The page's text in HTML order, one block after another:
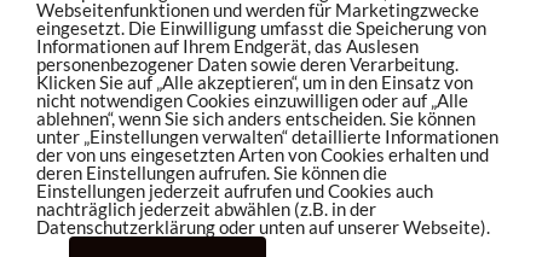
Webseitenfunktionen und werden für Marketingzwecke
eingesetzt. Die Einwilligung umfasst die Speicherung von
Informationen auf Ihrem Endgerät, das Auslesen
personenbezogener Daten sowie deren Verarbeitung.
Klicken Sie auf „Alle akzeptieren“, um in den Einsatz von
nicht notwendigen Cookies einzuwilligen oder auf „Alle
ablehnen“, wenn Sie sich anders entscheiden. Sie können
unter „Einstellungen verwalten“ detaillierte Informationen
der von uns eingesetzten Arten von Cookies erhalten und
deren Einstellungen aufrufen. Sie können die
Einstellungen jederzeit aufrufen und Cookies auch
nachträglich jederzeit abwählen (z.B. in der
Datenschutzerklärung oder unten auf unserer Webseite).